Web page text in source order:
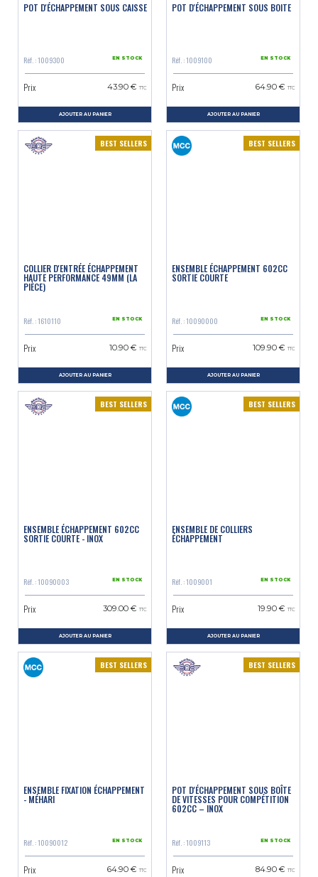
POT D'ÉCHAPPEMENT SOUS CAISSE
Réf. : 1009300 EN STOCK
Prix 43.90 € TTC
AJOUTER AU PANIER
POT D'ÉCHAPPEMENT SOUS BOITE
Réf. : 1009100 EN STOCK
Prix 64.90 € TTC
AJOUTER AU PANIER
BEST SELLERS
COLLIER D'ENTRÉE ÉCHAPPEMENT
HAUTE PERFORMANCE 49MM (LA
PIÈCE)
Réf. : 1610110 EN STOCK
Prix 10.90 € TTC
AJOUTER AU PANIER
BEST SELLERS
ENSEMBLE ÉCHAPPEMENT 602CC
SORTIE COURTE
Réf. : 10090000 EN STOCK
Prix 109.90 € TTC
AJOUTER AU PANIER
BEST SELLERS
ENSEMBLE ÉCHAPPEMENT 602CC
SORTIE COURTE - INOX
Réf. : 10090003 EN STOCK
Prix 309.00 € TTC
AJOUTER AU PANIER
BEST SELLERS
ENSEMBLE DE COLLIERS
ÉCHAPPEMENT
Réf. : 1009001 EN STOCK
Prix 19.90 € TTC
AJOUTER AU PANIER
BEST SELLERS
ENSEMBLE FIXATION ÉCHAPPEMENT
- MÉHARI
Réf. : 10090012 EN STOCK
Prix 64.90 € TTC
BEST SELLERS
POT D'ÉCHAPPEMENT SOUS BOÎTE
DE VITESSES POUR COMPÉTITION
602CC – INOX
Réf. : 1009113 EN STOCK
Prix 84.90 € TTC